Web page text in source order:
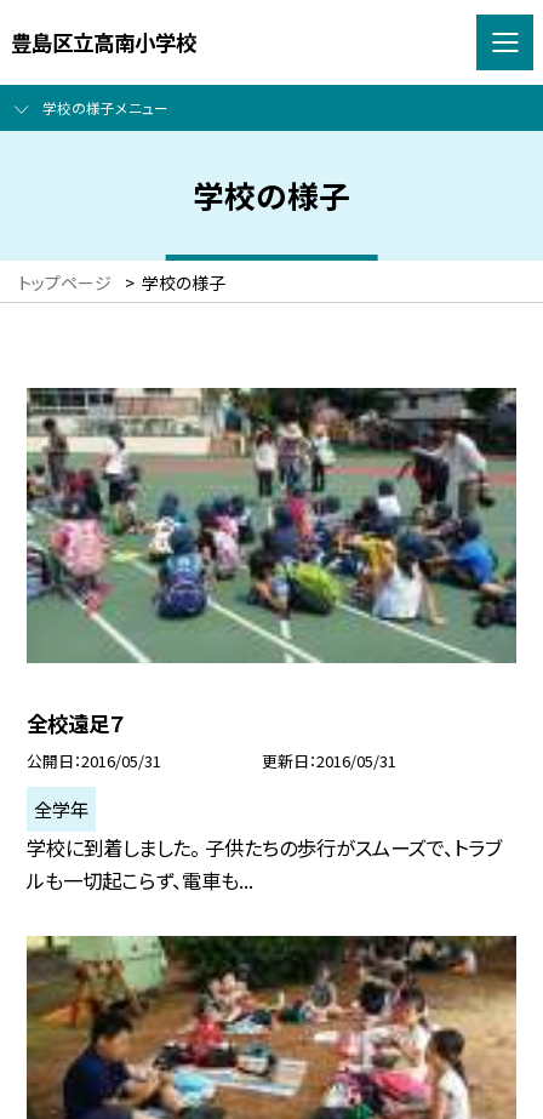
豊島区立高南小学校
学校の様子メニュー
学校の様子
トップページ > 学校の様子
全校遠足７
公開日 2016/05/31 更新日 2016/05/31
全学年
学校に到着しました。 子供たちの歩行がスムーズで、トラブ
ルも一切起こらず、電車も...